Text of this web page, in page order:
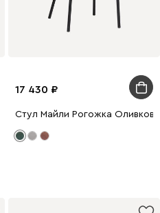
17 430
Стул Майли Рогожка